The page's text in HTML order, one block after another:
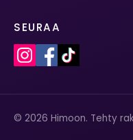
SEURAA
© 2026 Himoon. Tehty